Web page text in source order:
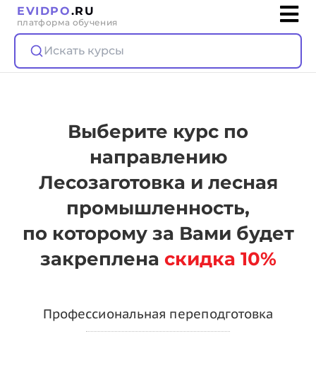
EVIDPO.RU
платформа обучения
Искать курсы
Выберите курс по
направлению
Лесозаготовка и лесная
промышленность,
по которому за Вами будет
закреплена скидка 10%
Профессиональная переподготовка